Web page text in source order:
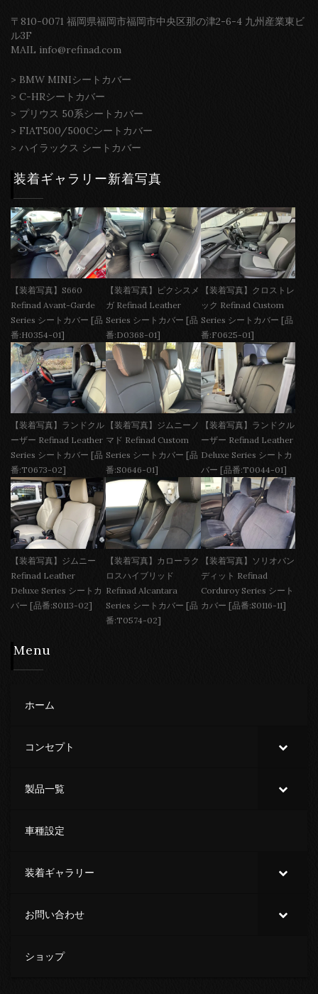
〒810-0071 福岡県福岡市福岡市中央区那の津2-6-4 九州産業東ビ
ル3F
MAIL info@refinad.com
> BMW MINIシートカバー
> C-HRシートカバー
> プリウス 50系シートカバー
> FIAT500/500Cシートカバー
> ハイラックス シートカバー
装着ギャラリー新着写真
【装着写真】S660
Refinad Avant-Garde
Series シートカバー [品
番:H0354-01]
【装着写真】ピクシスメ
ガ Refinad Leather
Series シートカバー [品
番:D0368-01]
【装着写真】クロストレ
ック Refinad Custom
Series シートカバー [品
番:F0625-01]
【装着写真】ランドクル
ーザー Refinad Leather
Series シートカバー [品
番:T0673-02]
【装着写真】ジムニーノ
マド Refinad Custom
Series シートカバー [品
番:S0646-01]
【装着写真】ランドクル
ーザー Refinad Leather
Deluxe Series シートカ
バー [品番:T0044-01]
【装着写真】ジムニー
Refinad Leather
Deluxe Series シートカ
バー [品番:S0113-02]
【装着写真】カローラク
ロスハイブリッド
Refinad Alcantara
Series シートカバー [品
番:T0574-02]
【装着写真】ソリオバン
ディット Refinad
Corduroy Series シート
カバー [品番:S0116-11]
Menu
ホーム
コンセプト
製品一覧
車種設定
装着ギャラリー
お問い合わせ
ショップ